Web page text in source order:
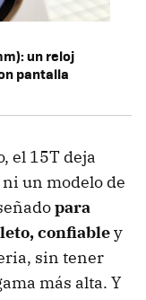
un reloj
pantalla
el 15T deja
un modelo de
para
confiabley
sin tener
más alta. Y